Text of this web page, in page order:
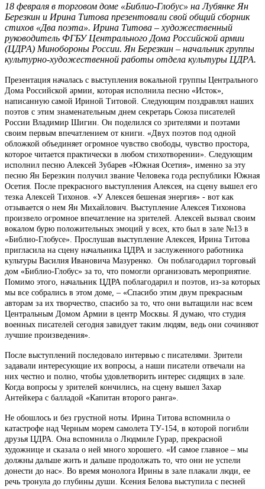
18 февраля в торговом доме «Библио-Глобус» на Лубянке Ян
Березкин и Ирина Титова презентовали свой общий сборник
стихов «Два поэта». Ирина Титова – художественный
руководитель ФГБУ Центрального Дома Российской армии
(ЦДРА) Минобороны России. Ян Березкин – начальник группы
культурно-художественной работы отдела культуры ЦДРА.
Презентация началась с выступления вокальной группы Центрального
Дома Российской армии, которая исполнила песню «Исток»,
написанную самой Ириной Титовой. Следующим поздравлял наших
поэтов с этим знаменательным днем секретарь Союза писателей
России Владимир Шигин. Он поделился со зрителями и поэтами
своим первым впечатлением от книги. «Двух поэтов под одной
обложкой объединяет огромное чувство свободы, чувство простора,
которое читается практически в любом стихотворении». Следующим
исполнил песню Алексей Зубарев «Южная Осетия», именно за эту
песню Ян Березкин получил звание Человека года республики Южная
Осетия. После прекрасного выступления Алексея, на сцену вышел его
тезка Алексей Тихонов. «У Алексея бешеная энергия» - вот как
отзывается о нем Ян Михайлович. Выступление Алексея Тихонова
произвело огромное впечатление на зрителей. Алексей вызвал своим
вокалом бурю положительных эмоций у всех, кто был в зале №13 в
«Библио-Глобусе». Прослушав выступление Алексея, Ирина Титова
пригласила на сцену начальника ЦДРА и заслуженного работника
культуры Василия Ивановича Мазуренко. Он поблагодарил торговый
дом «Библио-Глобус» за то, что помогли организовать мероприятие.
Помимо этого, начальник ЦДРА поблагодарил и поэтов, из-за которых
мы все собрались в этом доме, – «Спасибо этим двум прекрасным
авторам за их творчество, спасибо за то, что они вытащили нас всем
Центральным Домом Армии в центр Москвы. Я думаю, что студия
военных писателей сегодня завидует таким людям, ведь они сочиняют
лучшие произведения».
После выступлений последовало интервью с писателями. Зрители
задавали интересующие их вопросы, а наши писатели отвечали на
них честно и полно, чтобы удовлетворить интерес сидящих в зале.
Когда вопросы у зрителей кончились, на сцену вышел Захар
Антейкера с балладой «Капитан второго ранга».
Не обошлось и без грустной ноты. Ирина Титова вспомнила о
катастрофе над Черным морем самолета ТУ-154, в которой погибли
друзья ЦДРА. Она вспомнила о Людмиле Гурар, прекрасной
художнице и сказала о ней много хорошего. «И самое главное – мы
должны дальше жить и дальше продолжать то, что они не успели
донести до нас». Во время монолога Ирины в зале плакали люди, ее
речь тронула до глубины души. Ксения Белова выступила с песней